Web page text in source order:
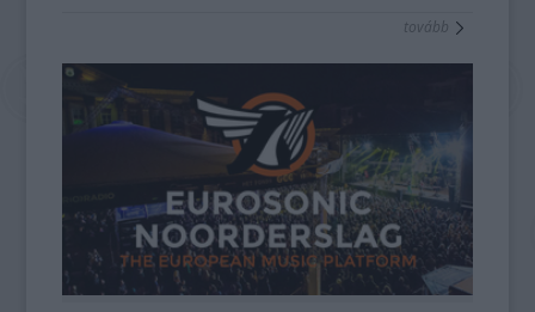
tovább